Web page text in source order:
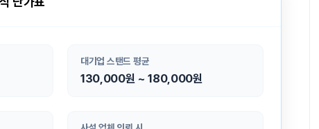
대기업 스탠드 평균
130,000원 ~ 180,000원